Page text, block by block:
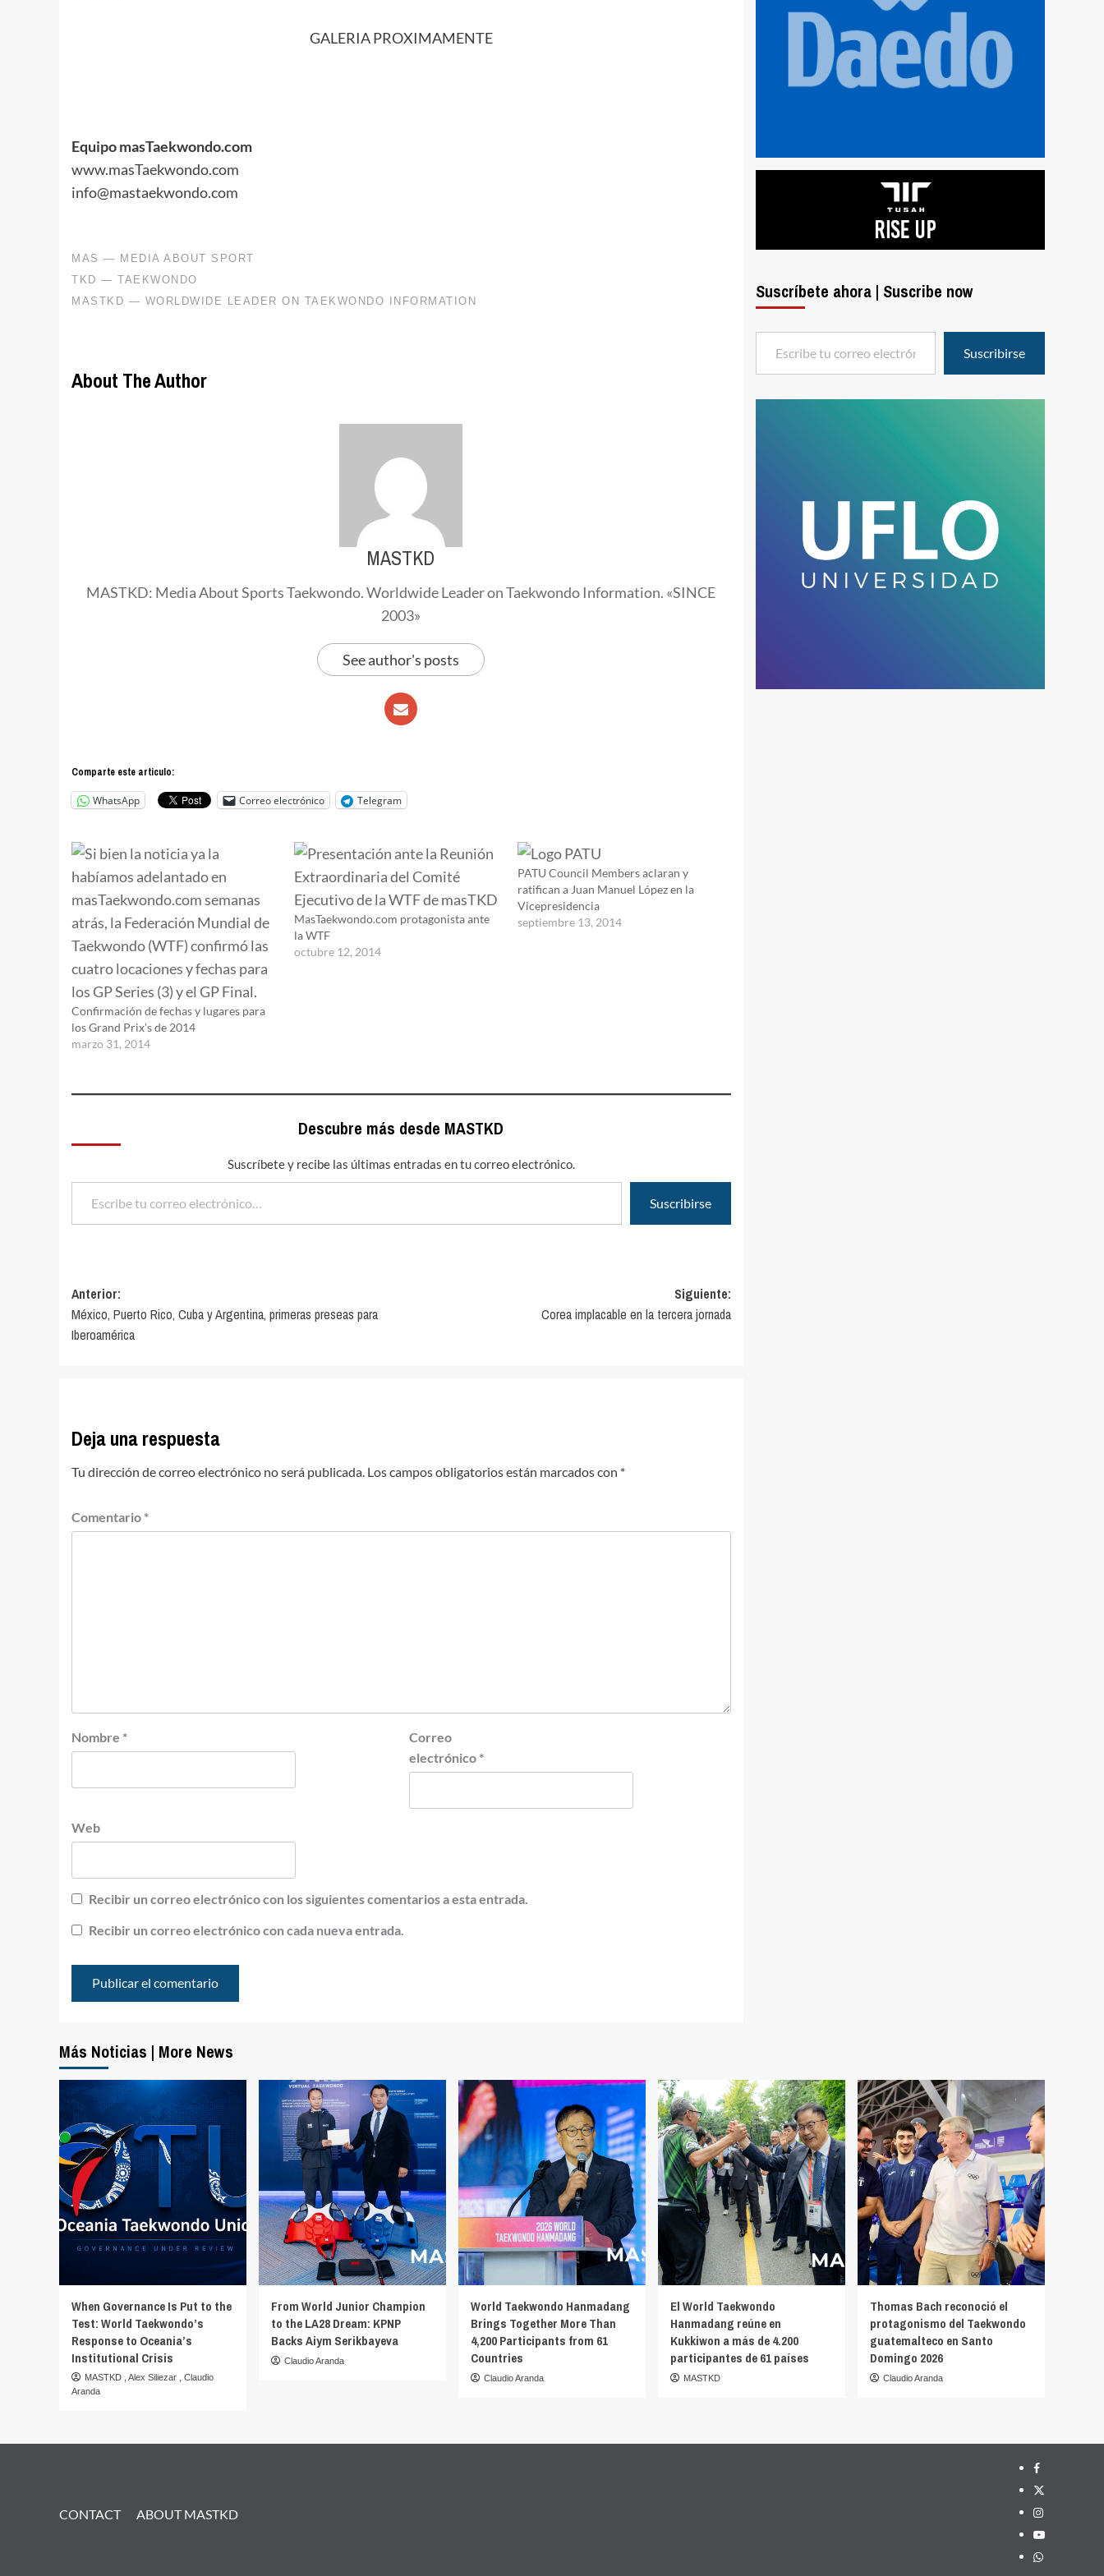
GALERIA PROXIMAMENTE
Equipo masTaekwondo.com
www.masTaekwondo.com
info@mastaekwondo.com
About The Author
MASTKD
MASTKD: Media About Sports Taekwondo. Worldwide Leader on Taekwondo Information. «SINCE
2003»
See author's posts
Comparte este articulo:
WhatsApp Correo electrónico Telegram
Confirmación de fechas y lugares para
los Grand Prix’s de 2014
marzo 31, 2014
MasTaekwondo.com protagonista ante
la WTF
octubre 12, 2014
PATU Council Members aclaran y
ratifican a Juan Manuel López en la
Vicepresidencia
septiembre 13, 2014
Descubre más desde MASTKD
Suscríbete y recibe las últimas entradas en tu correo electrónico.
Escribe tu correo electrónico…
Suscribirse
Navegación
de
entradas
Anterior:
México, Puerto Rico, Cuba y Argentina, primeras preseas para
Iberoamérica
Siguiente:
Corea implacable en la tercera jornada
Deja una respuesta
Tu dirección de correo electrónico no será publicada. Los campos obligatorios están marcados con *
Comentario *
Nombre *
Correo
electrónico *
Web
Recibir un correo electrónico con los siguientes comentarios a esta entrada.
Recibir un correo electrónico con cada nueva entrada.
Suscríbete ahora | Suscribe now
Escribe tu correo electrónico…
Suscribirse
Más Noticias | More News
When Governance Is Put to the
Test: World Taekwondo’s
Response to Oceania’s
Institutional Crisis
MASTKD Alex Siliezar
Claudio
Aranda
From World Junior Champion
to the LA28 Dream: KPNP
Backs Aiym Serikbayeva
Claudio Aranda
World Taekwondo Hanmadang
Brings Together More Than
4,200 Participants from 61
Countries
Claudio Aranda
El World Taekwondo
Hanmadang reúne en
Kukkiwon a más de 4.200
participantes de 61 países
MASTKD
Thomas Bach reconoció el
protagonismo del Taekwondo
guatemalteco en Santo
Domingo 2026
Claudio Aranda
CONTACT ABOUT MASTKD
Facebook
X
Instagram
YouTube
Whatsapp